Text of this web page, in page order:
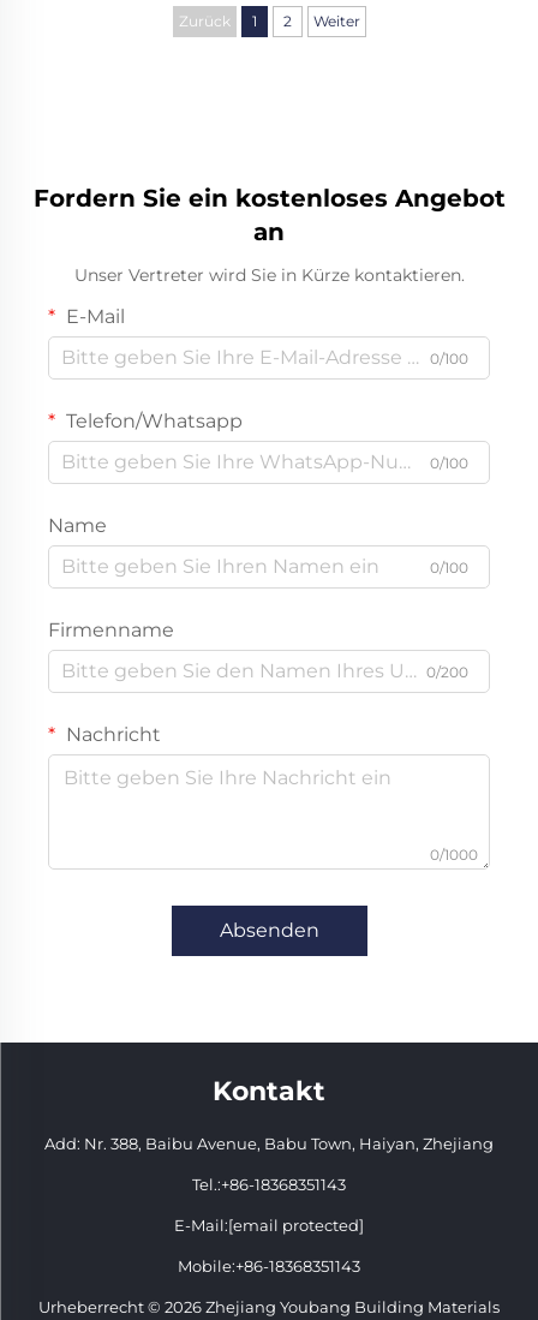
Freizeitbereich
Zurück 1 2 Weiter
Fordern Sie ein kostenloses Angebot
an
Unser Vertreter wird Sie in Kürze kontaktieren.
E-Mail
0/100
Telefon/Whatsapp
0/100
Name
0/100
Firmenname
0/200
Nachricht
0/1000
Absenden
Kontakt
Add: Nr. 388, Baibu Avenue, Babu Town, Haiyan, Zhejiang
Tel.:+86-18368351143
E-Mail:[email protected]
Mobile:+86-18368351143
Urheberrecht © 2026 Zhejiang Youbang Building Materials